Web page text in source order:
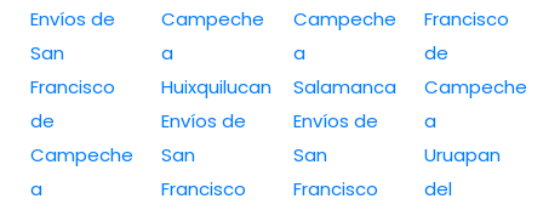
Envíos de
San
Francisco
de
Campeche
a
Campeche
a
Huixquilucan
Envíos de
San
Francisco
Campeche
a
Salamanca
Envíos de
San
Francisco
Francisco
de
Campeche
a
Uruapan
del